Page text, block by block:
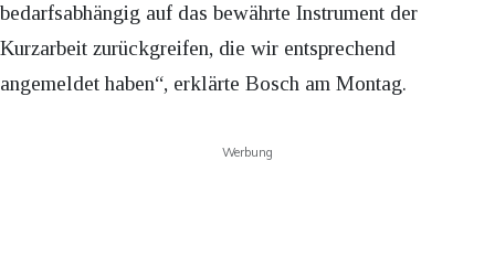
bedarfsabhängig auf das bewährte Instrument der
Kurzarbeit zurückgreifen, die wir entsprechend
angemeldet haben“, erklärte Bosch am Montag.
Werbung